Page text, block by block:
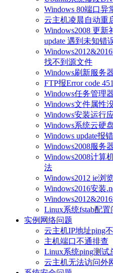
Windows 80端口异
云主机凌晨自动重
Windows2008 更新
update 遇到未知错
找不到源文件
Windows刷新服务
FTP报Error code
Windows任务管理
Windows文件属性
Windows安装运行
Windows系统云硬
Windows update报
Windows2008服务
Windows2008计算
法
Windows2012 ie浏
Windows2016安装
Linux系统fstab配
实例网络问题
云主机IP地址ping
主机端口不通排查
Linux系统ping测试
云主机无法访问外